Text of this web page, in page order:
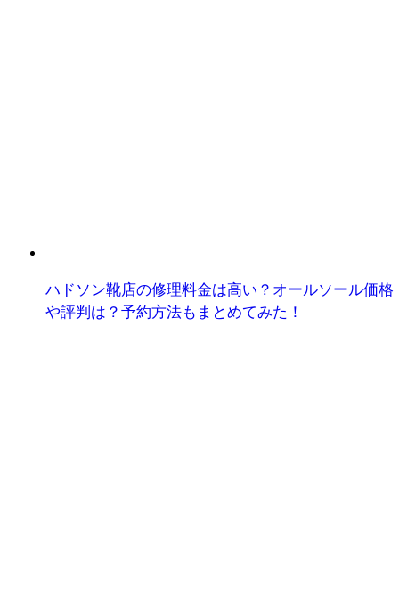
ハドソン靴店の修理料金は高い？オールソール価格
や評判は？予約方法もまとめてみた！